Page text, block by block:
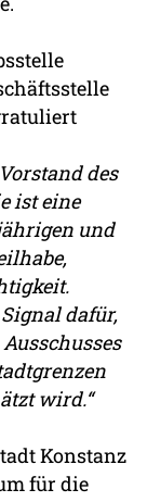
des
ist eine
und
dafür,
wird.“
Konstanz
für die